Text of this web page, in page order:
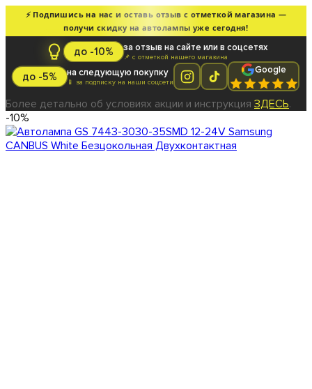
⚡ Подпишись на нас и оставь отзыв с отметкой магазина —
получи скидку на автолампы уже сегодня!
до -10% за отзыв на сайте или в соцсетях
📌 с отметкой нашего магазина
до -5% на следующую покупку
📱 за подписку на наши соцсети
Google
Более детально об условиях акции и инструкция ЗДЕСЬ.
-10%